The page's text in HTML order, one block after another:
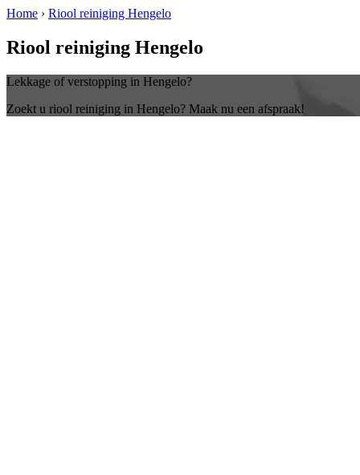
Home › Riool reiniging Hengelo
Riool reiniging Hengelo
Lekkage of verstopping in Hengelo?
Zoekt u riool reiniging in Hengelo? Maak nu een afspraak!